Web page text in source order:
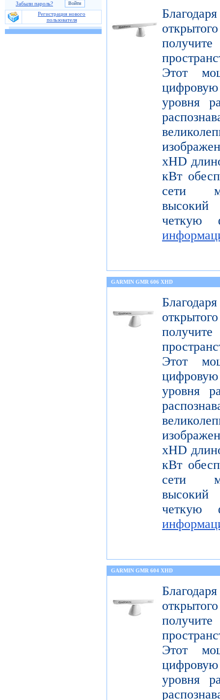
Забыли пароль?
Регистрация нового
пользователя
Этот
уровня
xHD
кВт
сети
высокий
четкую
GARMIN GMR 606 XHD
Этот
уровня
xHD
кВт
сети
высокий
четкую
GARMIN GMR 604 XHD
Этот
уровня